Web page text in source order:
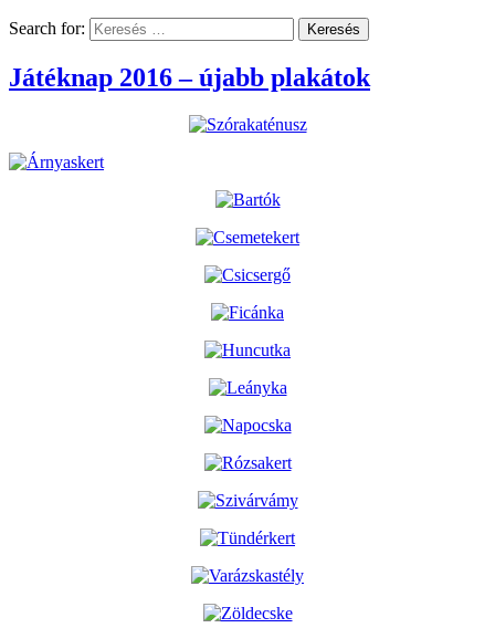
Search for:
Játéknap 2016 – újabb plakátok